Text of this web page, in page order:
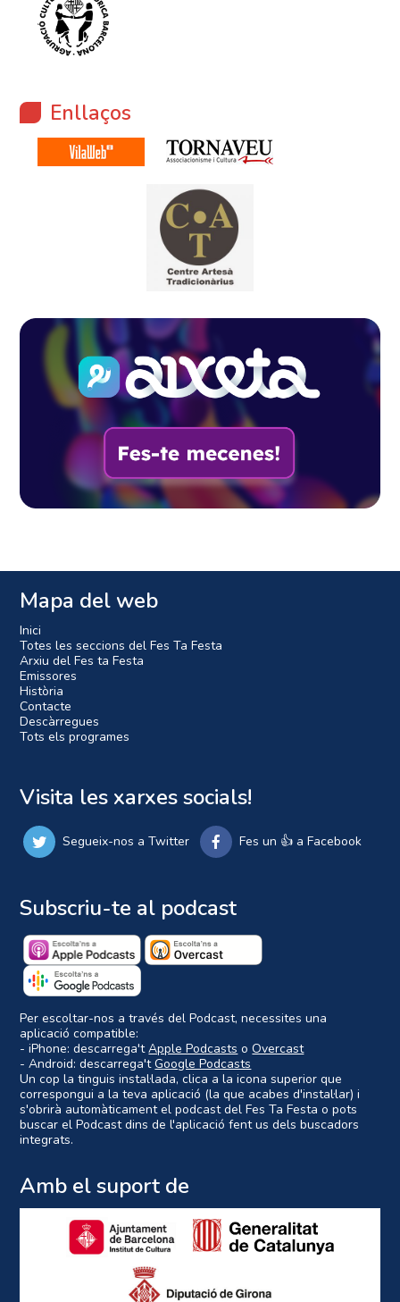
Enllaços
Mapa del web
Inici
Totes les seccions del Fes Ta Festa
Arxiu del Fes ta Festa
Emissores
Història
Contacte
Descàrregues
Tots els programes
Visita les xarxes socials!
Segueix-nos a Twitter Fes un 👍 a Facebook
Subscriu-te al podcast
Per escoltar-nos a través del Podcast, necessites una
aplicació compatible:
- iPhone: descarrega'tApple Podcasts oOvercast
- Android: descarrega'tGoogle Podcasts
Un cop la tinguis instal·lada, clica a la icona superior que
correspongui a la teva aplicació (la que acabes d'instal·lar) i
s'obrirà automàticament el podcast del Fes Ta Festa o pots
buscar el Podcast dins de l'aplicació fent us dels buscadors
integrats.
Amb el suport de